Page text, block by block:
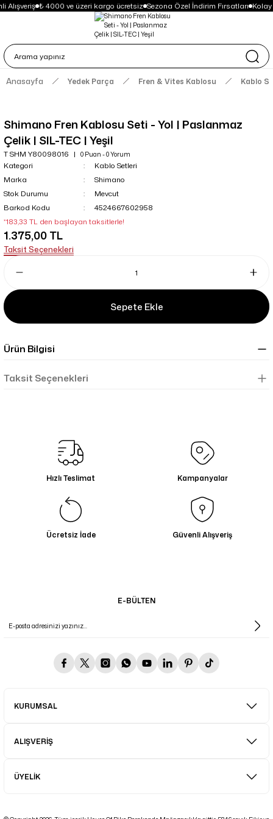
Alışveriş ₺ 4000 ve üzeri kargo ücretsiz Sezona Özel İndirim Fırsatları Kolay
Anasayfa Yedek Parça Fren & Vites Kablosu Kablo
Shimano Fren Kablosu Seti - Yol | Paslanmaz
Çelik | SIL-TEC | Yeşil
T SHM Y80098016 0 Puan - 0 Yorum
Kategori
Kablo Setleri
Marka
Shimano
Stok Durumu
Mevcut
Barkod Kodu
4524667602958
*183,33 TL den başlayan taksitlerle!
1.375,00 TL
Taksit Seçenekleri
Sepete Ekle
Ürün Bilgisi
Taksit Seçenekleri
Hızlı Teslimat Kampanyalar
Ücretsiz İade Güvenli Alışveriş
E-BÜLTEN
KURUMSAL
ALIŞVERİŞ
ÜYELİK